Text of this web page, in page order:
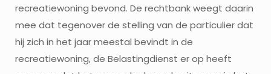
recreatiewoning bevond. De rechtbank weegt daarin
mee dat tegenover de stelling van de particulier dat
hij zich in het jaar meestal bevindt in de
recreatiewoning, de Belastingdienst er op heeft